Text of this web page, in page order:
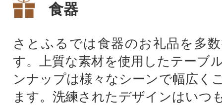
食器
さとふるでは食器のお礼品を多
す。上質な素材を使用したテーブ
ンナップは様々なシーンで幅広く
ます。洗練されたデザインはいつ